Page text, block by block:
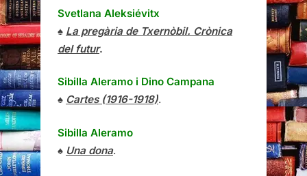
Svetlana Aleksiévitx
♠ La pregària de Txernòbil. Crònica
del futur.
Sibilla Aleramo i Dino Campana
♠ Cartes (1916-1918).
Sibilla Aleramo
♠ Una dona.